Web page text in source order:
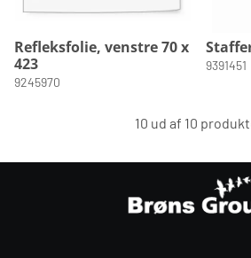
Refleksfolie, venstre 70 x
423
9245970
9391451
10 ud af 10